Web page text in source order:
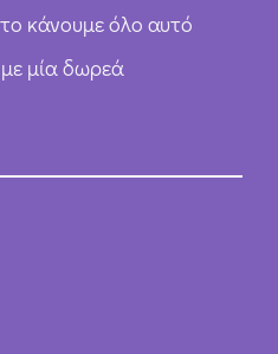
το κάνουμε όλο αυτό
μία δωρεά